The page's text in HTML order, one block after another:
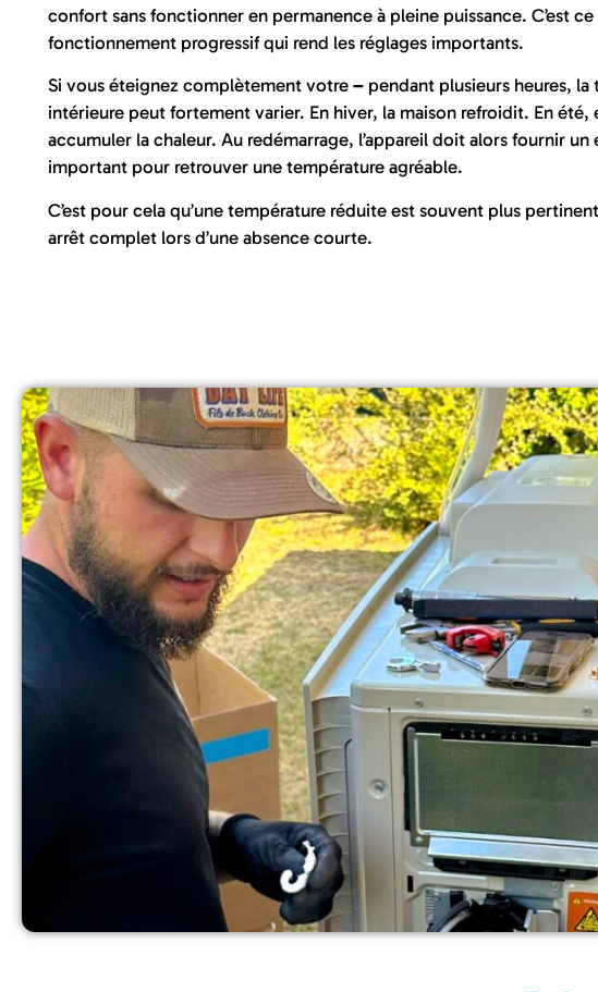
confort sans fonctionner en permanence à pleine puissance. C’est ce
fonctionnement progressif qui rend les réglages importants.
Si vous éteignez complètement votre – pendant plusieurs heures, la
intérieure peut fortement varier. En hiver, la maison refroidit. En été,
accumuler la chaleur. Au redémarrage, l’appareil doit alors fournir un
important pour retrouver une température agréable.
C’est pour cela qu’une température réduite est souvent plus
arrêt complet lors d’une absence courte.